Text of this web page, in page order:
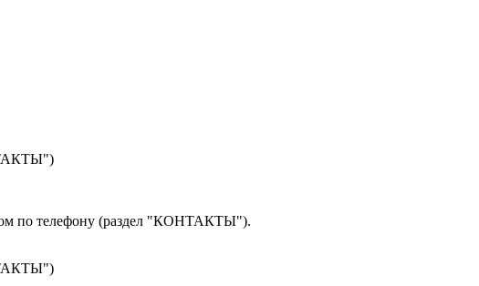
по телефону (раздел "КОНТАКТЫ").